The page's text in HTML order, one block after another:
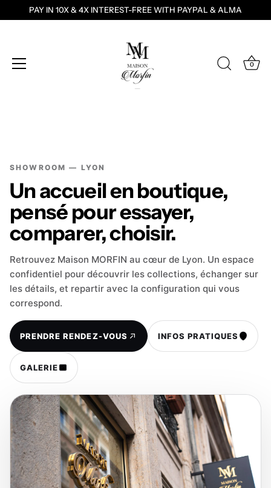
PAY IN 10X & 4X INTEREST-FREE WITH PAYPAL & ALMA
0
SHOWROOM — LYON
Un accueil en boutique,
pensé pour essayer,
comparer, choisir.
Retrouvez Maison MORFIN au cœur de Lyon. Un espace
confidentiel pour découvrir les collections, échanger sur
les détails, et repartir avec la configuration qui vous
correspond.
PRENDRE RENDEZ-VOUS INFOS PRATIQUES
GALERIE